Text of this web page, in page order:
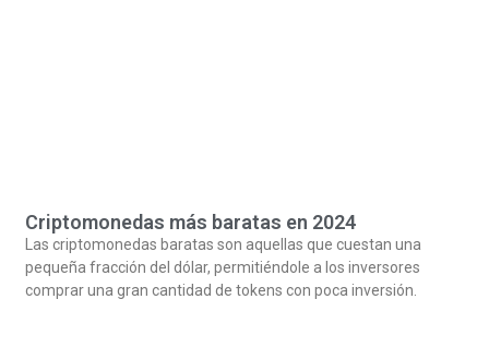
Criptomonedas más baratas en 2024
Las criptomonedas baratas son aquellas que cuestan una
pequeña fracción del dólar, permitiéndole a los inversores
comprar una gran cantidad de tokens con poca inversión.